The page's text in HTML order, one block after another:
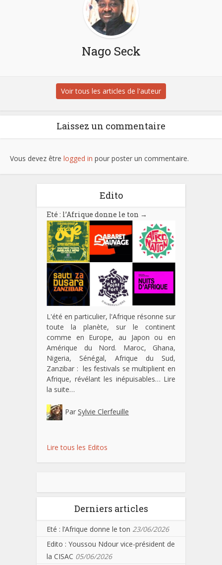
Nago Seck
Voir tous les articles de l'auteur
Laissez un commentaire
Vous devez être logged in pour poster un commentaire.
Edito
Eté : l’Afrique donne le ton →
L'été en particulier, l'Afrique résonne sur
toute la planète, sur le continent
comme en Europe, au Japon ou en
Amérique du Nord. Maroc, Ghana,
Nigeria, Sénégal, Afrique du Sud,
Zanzibar : les festivals se multiplient en
Afrique, révélant les inépuisables… Lire
la suite…
Par Sylvie Clerfeuille
Lire tous les Editos
Derniers articles
Eté : l’Afrique donne le ton 23/06/2026
Edito : Youssou Ndour vice-président de
la CISAC 05/06/2026